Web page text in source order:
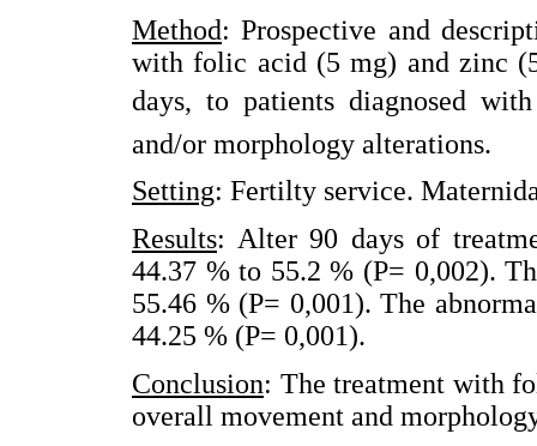
Method: Prospective and
with folic acid (5 mg) and zinc
days, to patients diagnosed
and/or morphology alterations.
Setting: Fertilty service.
Results: Alter 90 days of
44.37 % to 55.2 % (P= 0,002).
55.46 % (P= 0,001). The
44.25 % (P= 0,001).
Conclusion: The treatment with
overall movement and